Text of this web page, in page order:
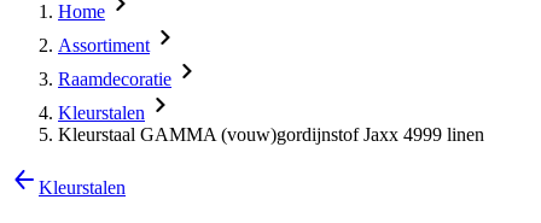
Home
Assortiment
Raamdecoratie
Kleurstalen
Kleurstaal GAMMA (vouw)gordijnstof Jaxx 4999 linen
Kleurstalen